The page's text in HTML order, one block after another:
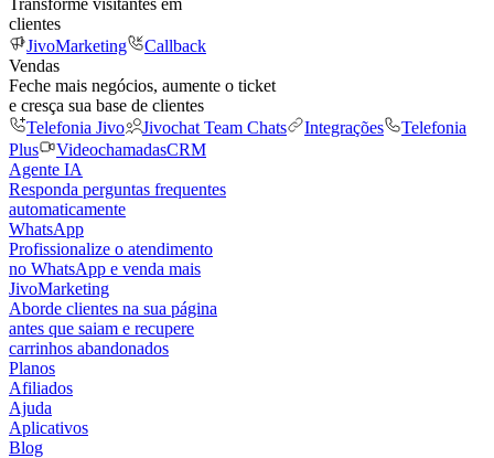
Transforme visitantes em
clientes
JivoMarketing
Callback
Vendas
Feche mais negócios, aumente o ticket
e cresça sua base de clientes
Telefonia Jivo
Jivochat Team Chats Integrações
Telefonia
Plus
VideochamadasCRM
Agente IA
Responda perguntas frequentes
automaticamente
WhatsApp
Profissionalize o atendimento
no WhatsApp e venda mais
JivoMarketing
Aborde clientes na sua página
antes que saiam e recupere
carrinhos abandonados
Planos
Afiliados
Ajuda
Aplicativos
Blog